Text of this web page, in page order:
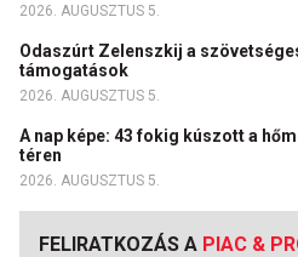
2026. AUGUSZTUS 5.
Odaszúrt Zelenszkij a
támogatások
2026. AUGUSZTUS 5.
A nap képe: 43 fokig kúszott a
téren
2026. AUGUSZTUS 5.
FELIRATKOZÁS A PIAC &